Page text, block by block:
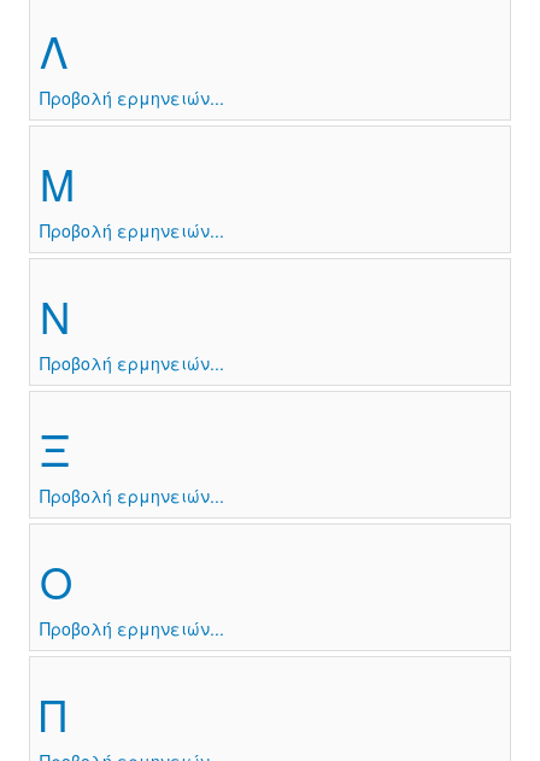
Λ
Προβολή ερμηνειών...
Μ
Προβολή ερμηνειών...
Ν
Προβολή ερμηνειών...
Ξ
Προβολή ερμηνειών...
Ο
Προβολή ερμηνειών...
Π